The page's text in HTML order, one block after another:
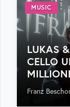
MUSIC
LUKAS
CELLO
Franz